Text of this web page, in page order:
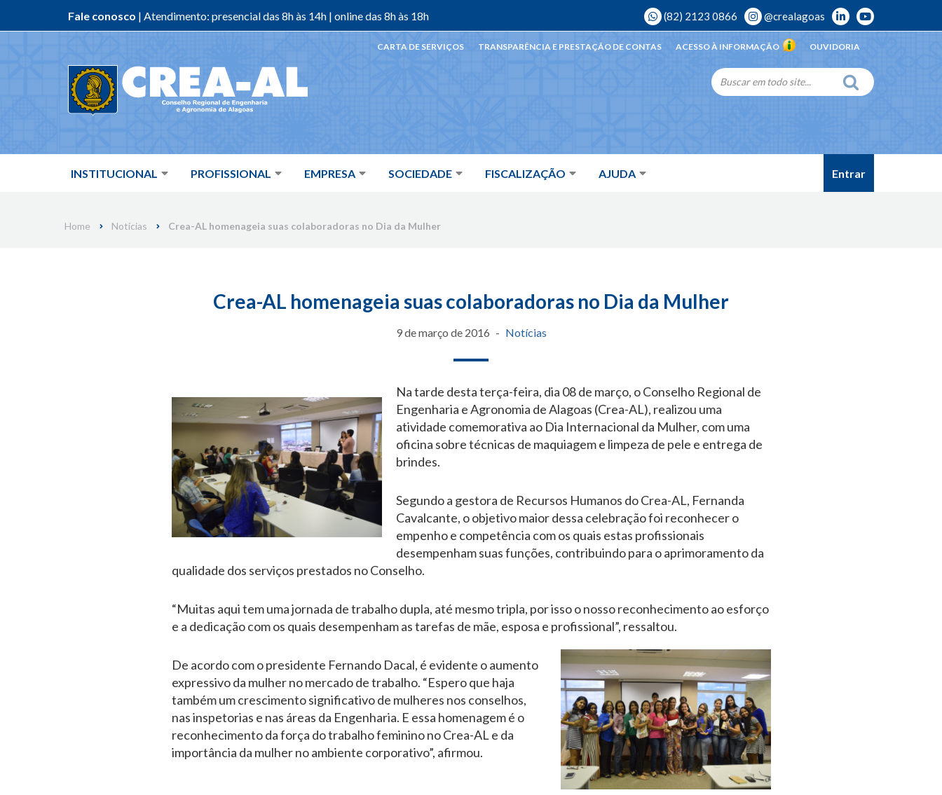
Fale conosco | Atendimento: presencial das 8h às 14h | online das 8h às 18h (82) 2123 0866 @crealagoas
INSTITUCIONAL PROFISSIONAL EMPRESA SOCIEDADE FISCALIZAÇÃO AJUDA
OUVIDORIA
ACESSO À INFORMAÇÃO
TRANSPARÊNCIA E PRESTAÇÃO DE CONTAS
CARTA DE SERVIÇOS
Entrar
Home Notícias Crea-AL homenageia suas colaboradoras no Dia da Mulher
Crea-AL homenageia suas colaboradoras no Dia da Mulher
9 de março de 2016 Notícias
Na tarde desta terça-feira, dia 08 de março, o Conselho Regional de
Engenharia e Agronomia de Alagoas (Crea-AL), realizou uma
atividade comemorativa ao Dia Internacional da Mulher, com uma
oficina sobre técnicas de maquiagem e limpeza de pele e entrega de
brindes.
Segundo a gestora de Recursos Humanos do Crea-AL, Fernanda
Cavalcante, o objetivo maior dessa celebração foi reconhecer o
empenho e competência com os quais estas profissionais
desempenham suas funções, contribuindo para o aprimoramento da
qualidade dos serviços prestados no Conselho.
“Muitas aqui tem uma jornada de trabalho dupla, até mesmo tripla, por isso o nosso reconhecimento ao esforço
e a dedicação com os quais desempenham as tarefas de mãe, esposa e profissional”, ressaltou.
De acordo com o presidente Fernando Dacal, é evidente o aumento
expressivo da mulher no mercado de trabalho. “Espero que haja
também um crescimento significativo de mulheres nos conselhos,
nas inspetorias e nas áreas da Engenharia. E essa homenagem é o
reconhecimento da força do trabalho feminino no Crea-AL e da
importância da mulher no ambiente corporativo”, afirmou.